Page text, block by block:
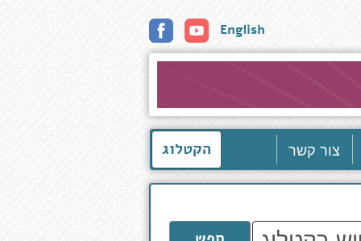
English
צור קשר הקטלוג